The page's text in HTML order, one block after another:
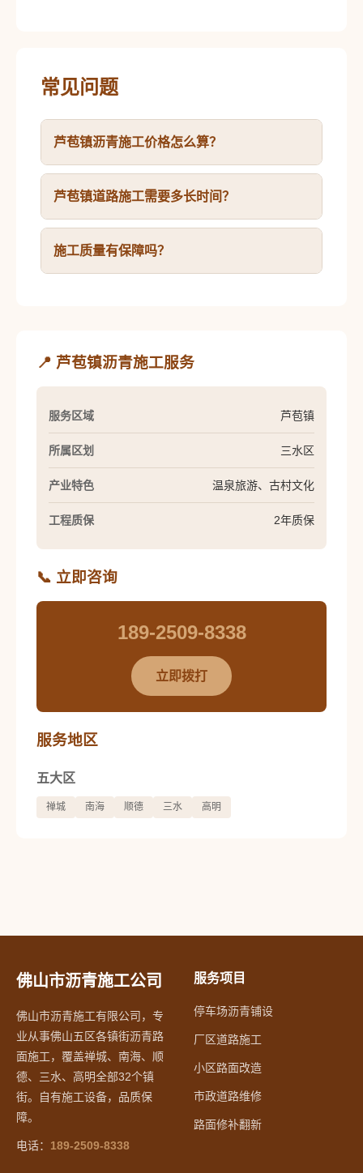
常见问题
芦苞镇沥青施工价格怎么算？
芦苞镇道路施工需要多长时间？
施工质量有保障吗？
📍 芦苞镇沥青施工服务
服务区域 芦苞镇
所属区划 三水区
产业特色 温泉旅游、古村文化
工程质保 2年质保
📞 立即咨询
189-2509-8338
立即拨打
服务地区
五大区
禅城 南海 顺德 三水 高明
佛山市沥青施工公司
佛山市沥青施工有限公司，专
业从事佛山五区各镇街沥青路
面施工，覆盖禅城、南海、顺
德、三水、高明全部32个镇
街。自有施工设备，品质保
障。
电话： 189-2509-8338
服务项目
停车场沥青铺设
厂区道路施工
小区路面改造
市政道路维修
路面修补翻新